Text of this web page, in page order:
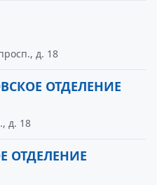
д. 18
ОТДЕЛЕНИЕ
д. 18
ОТДЕЛЕНИЕ